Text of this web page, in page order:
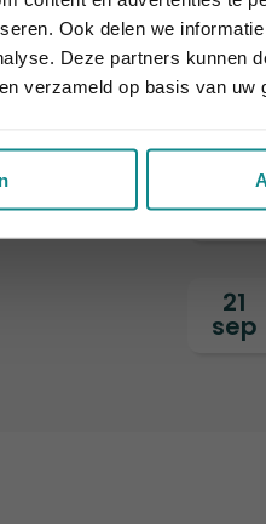
Ook delen we
Deze partners kunnen
verzameld op basis van uw
5
sep
sep
21
sep